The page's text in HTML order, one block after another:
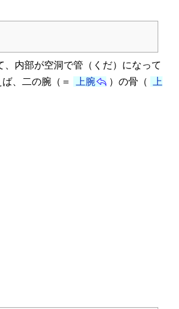
内部が空洞で管（くだ）になって
、二の腕（＝ 上腕 ）の骨（
上